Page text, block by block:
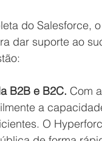
do Salesforce,
dar suporte ao
B2B e B2C. Com
a
O